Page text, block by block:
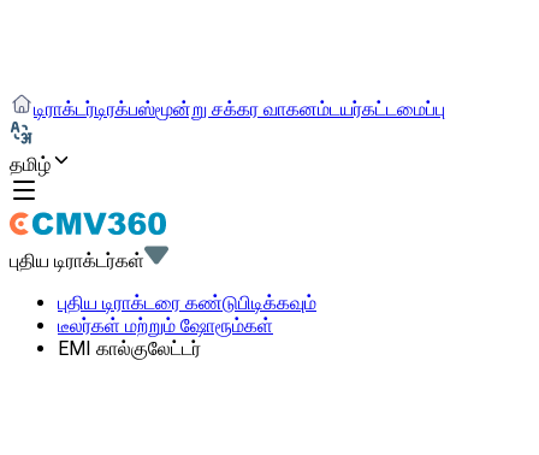
டிராக்டர்டிரக்பஸ்மூன்று சக்கர வாகனம்டயர்கட்டமைப்பு
தமிழ்
புதிய டிராக்டர்கள்
புதிய டிராக்டரை கண்டுபிடிக்கவும்
டீலர்கள் மற்றும் ஷோரூம்கள்
EMI கால்குலேட்டர்